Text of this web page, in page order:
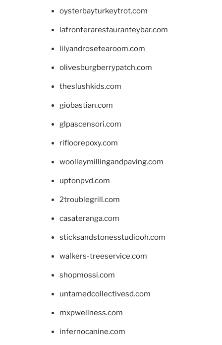
oysterbayturkeytrot.com
lafronterarestauranteybar.com
lilyandrosetearoom.com
olivesburgberrypatch.com
theslushkids.com
giobastian.com
glpascensori.com
rifloorepoxy.com
woolleymillingandpaving.com
uptonpvd.com
2troublegrill.com
casateranga.com
sticksandstonesstudiooh.com
walkers-treeservice.com
shopmossi.com
untamedcollectivesd.com
mxpwellness.com
infernocanine.com